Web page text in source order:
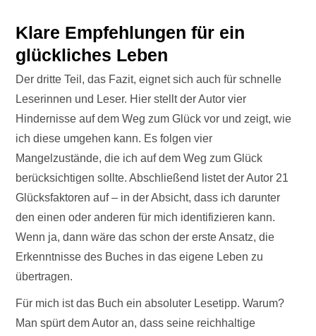
Klare Empfehlungen für ein
glückliches Leben
Der dritte Teil, das Fazit, eignet sich auch für schnelle
Leserinnen und Leser. Hier stellt der Autor vier
Hindernisse auf dem Weg zum Glück vor und zeigt, wie
ich diese umgehen kann. Es folgen vier
Mangelzustände, die ich auf dem Weg zum Glück
berücksichtigen sollte. Abschließend listet der Autor 21
Glücksfaktoren auf – in der Absicht, dass ich darunter
den einen oder anderen für mich identifizieren kann.
Wenn ja, dann wäre das schon der erste Ansatz, die
Erkenntnisse des Buches in das eigene Leben zu
übertragen.
Für mich ist das Buch ein absoluter Lesetipp. Warum?
Man spürt dem Autor an, dass seine reichhaltige